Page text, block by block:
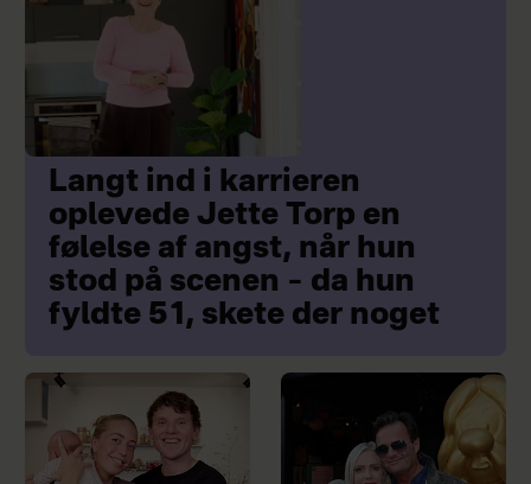
Langt ind i karrieren
oplevede Jette Torp en
følelse af angst, når hun
stod på scenen – da hun
fyldte 51, skete der noget